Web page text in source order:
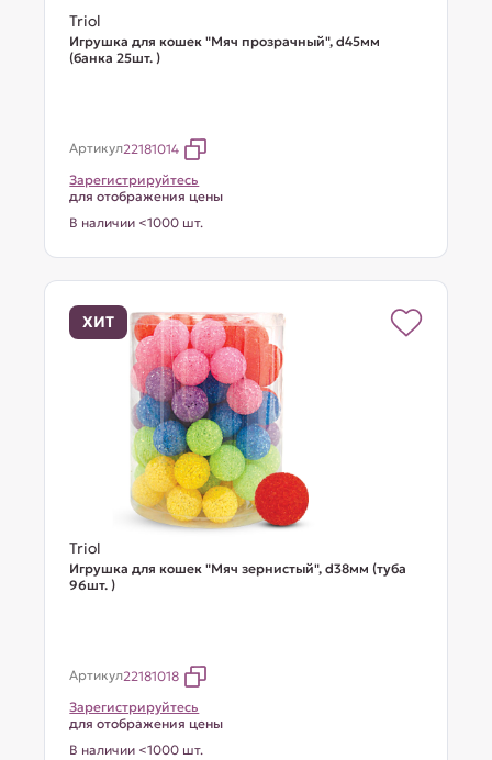
Triol
Игрушка для кошек "Мяч прозрачный", d45мм
(банка 25шт. )
Артикул22181014
Зарегистрируйтесь
для отображения цены
В наличии <1000 шт.
ХИТ
Triol
Игрушка для кошек "Мяч зернистый", d38мм (туба
96шт. )
Артикул22181018
Зарегистрируйтесь
для отображения цены
В наличии <1000 шт.